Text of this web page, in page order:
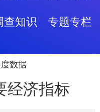
查知识 专题专栏
数据
经济指标